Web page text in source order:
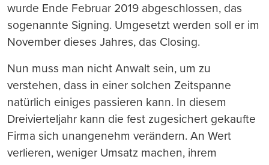
wurde Ende Februar 2019 abgeschlossen, das
sogenannte Signing. Umgesetzt werden soll er im
November dieses Jahres, das Closing.
Nun muss man nicht Anwalt sein, um zu
verstehen, dass in einer solchen Zeitspanne
natürlich einiges passieren kann. In diesem
Dreivierteljahr kann die fest zugesichert gekaufte
Firma sich unangenehm verändern. An Wert
verlieren, weniger Umsatz machen, ihrem